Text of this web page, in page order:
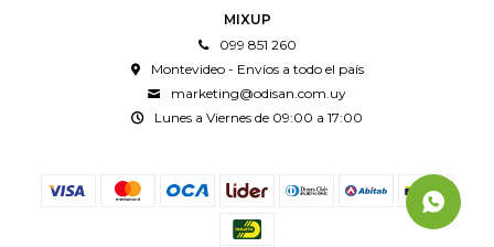
MIXUP
099 851 260
Montevideo - Envíos a todo el país
marketing@odisan.com.uy
Lunes a Viernes de 09:00 a 17:00